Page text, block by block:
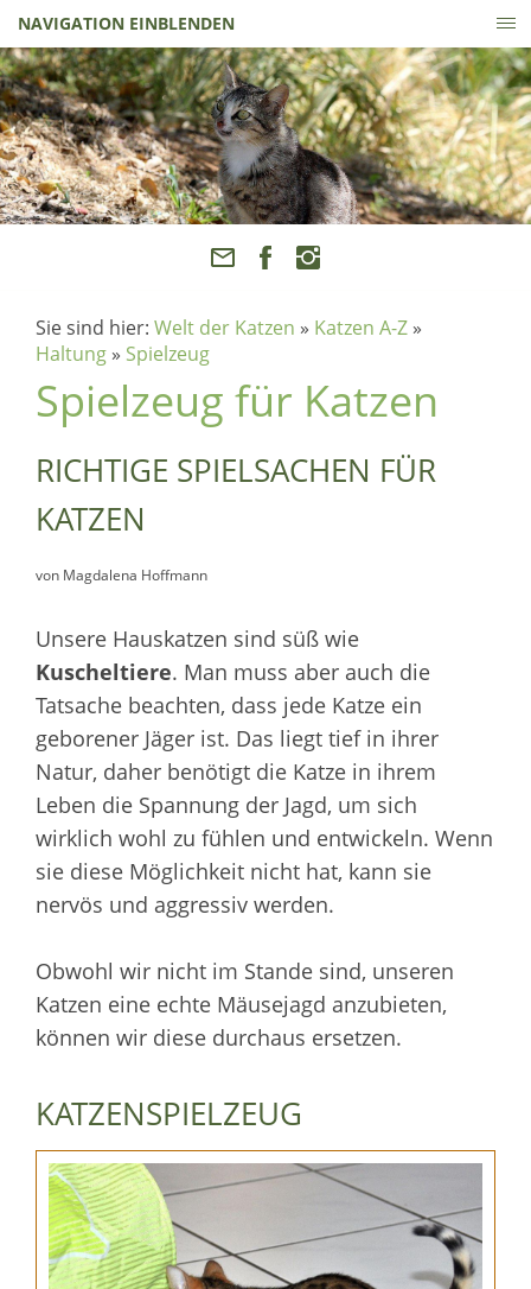
NAVIGATION EINBLENDEN
Sie sind hier: Welt der Katzen » Katzen A-Z »
Haltung » Spielzeug
Spielzeug für Katzen
RICHTIGE SPIELSACHEN FÜR
KATZEN
von Magdalena Hoffmann
Unsere Hauskatzen sind süß wie
Kuscheltiere. Man muss aber auch die
Tatsache beachten, dass jede Katze ein
geborener Jäger ist. Das liegt tief in ihrer
Natur, daher benötigt die Katze in ihrem
Leben die Spannung der Jagd, um sich
wirklich wohl zu fühlen und entwickeln. Wenn
sie diese Möglichkeit nicht hat, kann sie
nervös und aggressiv werden.
Obwohl wir nicht im Stande sind, unseren
Katzen eine echte Mäusejagd anzubieten,
können wir diese durchaus ersetzen.
KATZENSPIELZEUG